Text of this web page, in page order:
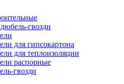
гвозди
для гипсокартона
для теплоизоляции
распорные
гвозди